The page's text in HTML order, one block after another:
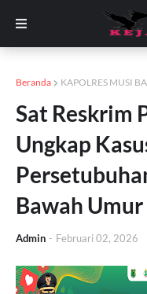
Beranda KAPOLRES MUSI
Sat Reskrim
Ungkap
Bawah
Admin - Februari 02, 2026